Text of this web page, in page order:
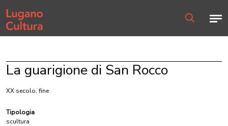
Home page
La guarigione di San Rocco
XX secolo, fine
Tipologia
scultura